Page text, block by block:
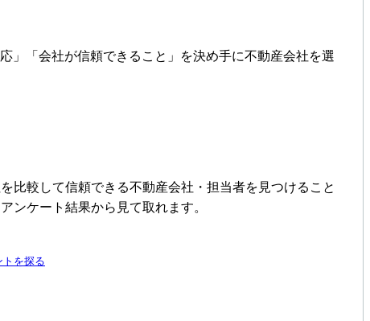
」「会社が信頼できること」を決め手に不動産会社を選
比較して信頼できる不動産会社・担当者を見つけること
ンケート結果から見て取れます。
を探る